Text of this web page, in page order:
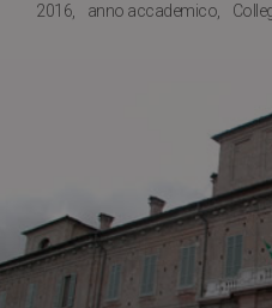
2016 anno accademico